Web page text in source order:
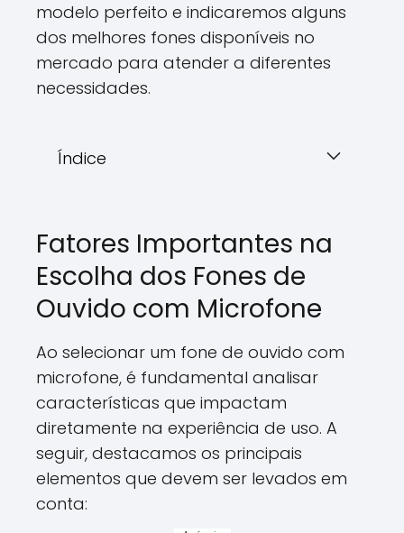
modelo perfeito e indicaremos alguns
dos melhores fones disponíveis no
mercado para atender a diferentes
necessidades.
Índice
Fatores Importantes na
Escolha dos Fones de
Ouvido com Microfone
Ao selecionar um fone de ouvido com
microfone, é fundamental analisar
características que impactam
diretamente na experiência de uso. A
seguir, destacamos os principais
elementos que devem ser levados em
conta: